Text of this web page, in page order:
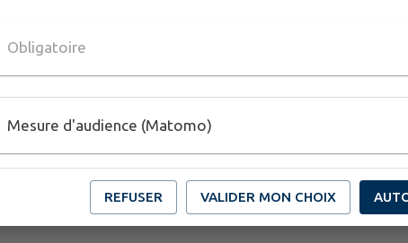
Obligatoire
Mesure d'audience (Matomo)
REFUSER VALIDER MON CHOIX